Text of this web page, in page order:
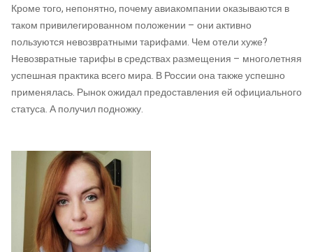
Кроме того, непонятно, почему авиакомпании оказываются в
таком привилегированном положении – они активно
пользуются невозвратными тарифами. Чем отели хуже?
Невозвратные тарифы в средствах размещения – многолетняя
успешная практика всего мира. В России она также успешно
применялась. Рынок ожидал предоставления ей официального
статуса. А получил подножку.